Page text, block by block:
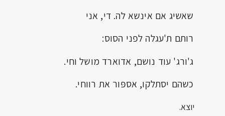
שאשיג אם אינשא לה. די, אני
רותם ת'עגלה לפני הסוס:
ג'ורג' עוד נושם, אדוארד מושל וחי.
כשהם יסתלקו, אספּור את רווחי.
יוצא.